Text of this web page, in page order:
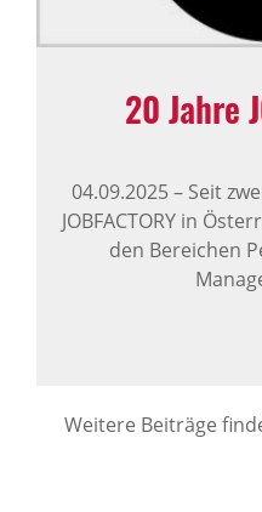
20 Jahre
04.09.2025– Seit
JOBFACTORY in
den Bereichen
Weitere Beiträge